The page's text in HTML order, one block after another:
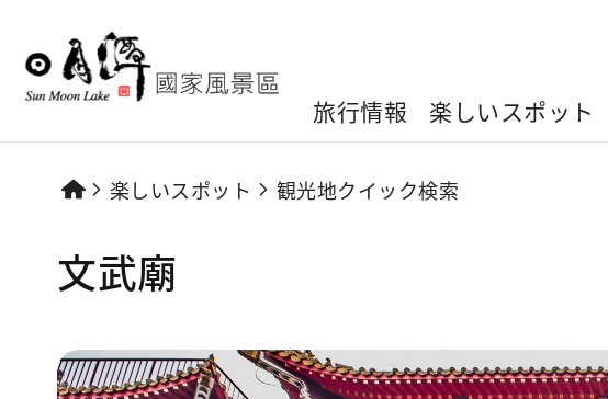
旅行情報 楽しいスポット
楽しいスポット 観光地クイック検索
文武廟